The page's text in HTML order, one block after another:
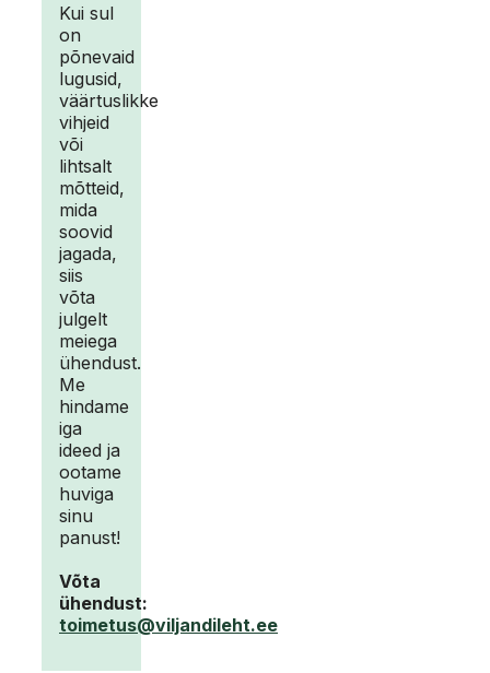
Kui sul
on
põnevaid
lugusid,
väärtuslikke
vihjeid
või
lihtsalt
mõtteid,
mida
soovid
jagada,
siis
võta
julgelt
meiega
ühendust.
Me
hindame
iga
ideed ja
ootame
huviga
sinu
panust!
Võta
ühendust:
toimetus@viljandileht.ee